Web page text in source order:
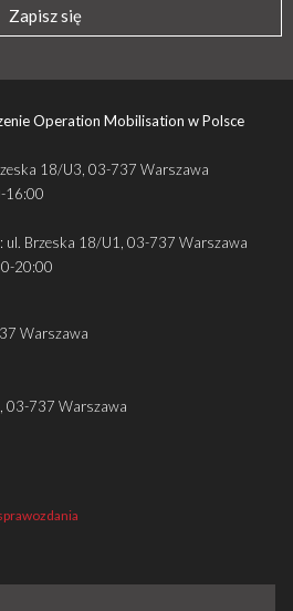
Zapisz się
Operation Mobilisation w Polsce
18/U3, 03-737 Warszawa
16:00
ul. Brzeska 18/U1, 03-737 Warszawa
20:00
Warszawa
03-737 Warszawa